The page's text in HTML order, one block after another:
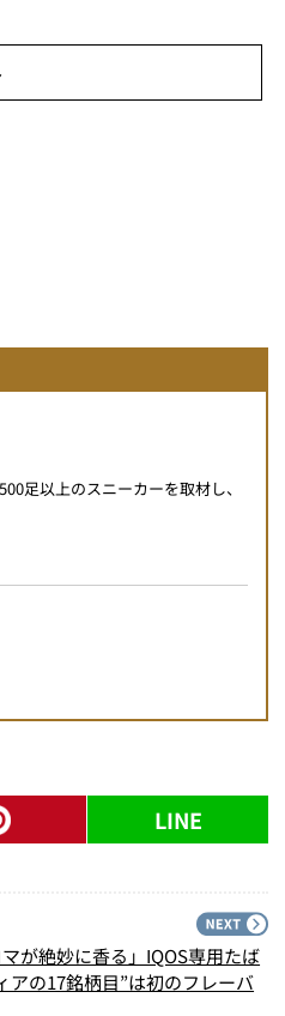
足以上のスニーカーを取材し、
LINE
が絶妙に香る」IQOS専用たば
アの17銘柄目”は初のフレーバ